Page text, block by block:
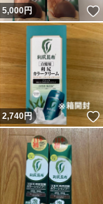
いいね！
5,000円
いいね！
2,740円